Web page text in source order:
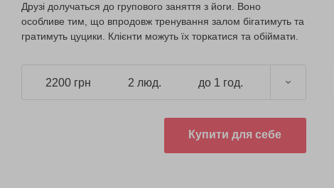
Друзі долучаться до групового заняття з йоги. Воно
особливе тим, що впродовж тренування залом бігатимуть та
гратимуть цуцики. Клієнти можуть їх торкатися та обіймати.
2200 грн 2 люд. до 1 год.
Купити для себе